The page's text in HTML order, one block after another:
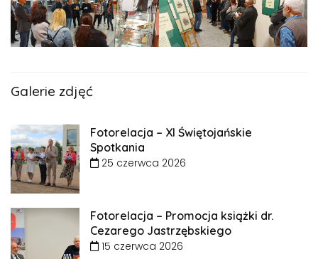
Galerie zdjęć
Fotorelacja – XI Świętojańskie
Spotkania
25 czerwca 2026
Fotorelacja – Promocja książki dr.
Cezarego Jastrzębskiego
15 czerwca 2026